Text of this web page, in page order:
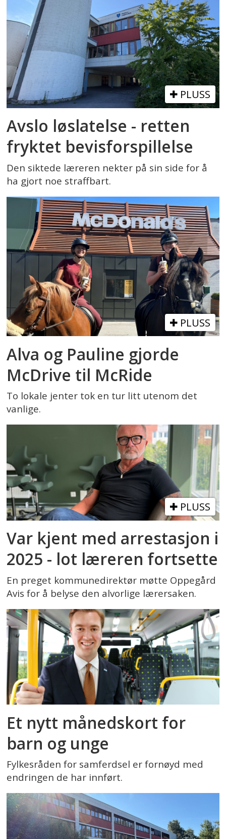
PLUSS
Avslo løslatelse - retten
fryktet bevisforspillelse
Den siktede læreren nekter på sin side for å
ha gjort noe straffbart.
PLUSS
Alva og Pauline gjorde
McDrive til McRide
To lokale jenter tok en tur litt utenom det
vanlige.
PLUSS
Var kjent med arrestasjon i
2025 - lot læreren fortsette
En preget kommunedirektør møtte Oppegård
Avis for å belyse den alvorlige lærersaken.
Et nytt månedskort for
barn og unge
Fylkesråden for samferdsel er fornøyd med
endringen de har innført.